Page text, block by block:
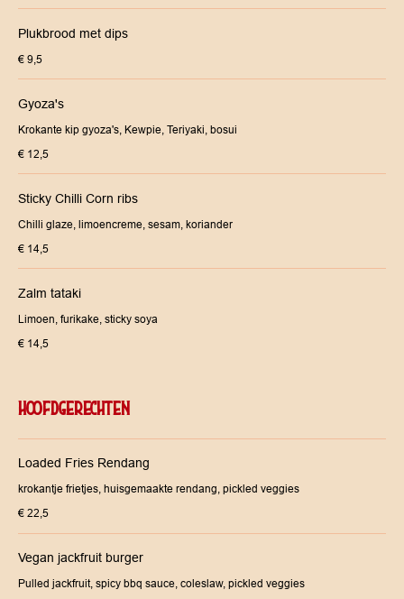
Plukbrood met dips
€ 9,5
Gyoza's
Krokante kip gyoza's, Kewpie, Teriyaki, bosui
€ 12,5
Sticky Chilli Corn ribs
Chilli glaze, limoencreme, sesam, koriander
€ 14,5
Zalm tataki
Limoen, furikake, sticky soya
€ 14,5
HOOFDGERECHTEN
Loaded Fries Rendang
krokantje frietjes, huisgemaakte rendang, pickled veggies
€ 22,5
Vegan jackfruit burger
Pulled jackfruit, spicy bbq sauce, coleslaw, pickled veggies